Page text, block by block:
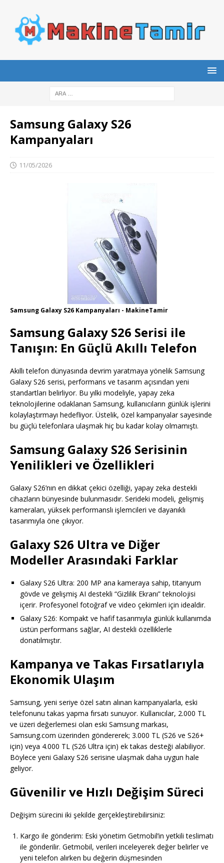
Samsung Galaxy S26
Kampanyaları
11/05/2026
Samsung Galaxy S26 Kampanyaları - MakineTamir
Samsung Galaxy S26 Serisi ile
Tanışın: En Güçlü Akıllı Telefon
Akıllı telefon dünyasında devrim yaratmaya yönelik Samsung
Galaxy S26 serisi, performans ve tasarım açısından yeni
standartları belirliyor. Bu yılki modeliyle, yapay zeka
teknolojilerine odaklanan Samsung, kullanıcıların günlük işlerini
kolaylaştırmayı hedefliyor. Üstelik, özel kampanyalar sayesinde
bu güçlü telefonlara ulaşmak hiç bu kadar kolay olmamıştı.
Samsung Galaxy S26 Serisinin
Yenilikleri ve Özellikleri
Galaxy S26’nın en dikkat çekici özelliği, yapay zeka destekli
cihazların bünyesinde bulunmasıdır. Serideki modeli, gelişmiş
kameraları, yüksek performanslı işlemcileri ve dayanıklı
tasarımıyla öne çıkıyor.
Galaxy S26 Ultra ve Diğer
Modeller Arasındaki Farklar
Galaxy S26 Ultra: 200 MP ana kameraya sahip, titanyum
gövde ve gelişmiş AI destekli “Gizlilik Ekranı” teknolojisi
içerir. Profesyonel fotoğraf ve video çekimleri için idealdir.
Galaxy S26: Kompakt ve hafif tasarımıyla günlük kullanımda
üstün performans sağlar, AI destekli özelliklerle
donatılmıştır.
Kampanya ve Takas Fırsatlarıyla
Ekonomik Ulaşım
Samsung, yeni seriye özel satın alınan kampanyalarla, eski
telefonunu takas yapma fırsatı sunuyor. Kullanıcılar, 2.000 TL
ve üzeri değerlemesi olan eski Samsung markası,
Samsung.com üzerinden göndererek; 3.000 TL (S26 ve S26+
için) veya 4.000 TL (S26 Ultra için) ek takas desteği alabiliyor.
Böylece yeni Galaxy S26 serisine ulaşmak daha uygun hale
geliyor.
Güvenilir ve Hızlı Değişim Süreci
Değişim sürecini iki şekilde gerçekleştirebilirsiniz:
Kargo ile gönderim: Eski yönetim Getmobil’in yetkili teslimatı
ile gönderilir. Getmobil, verileri inceleyerek değer belirler ve
yeni telefon alırken bu değerin düşmesinden